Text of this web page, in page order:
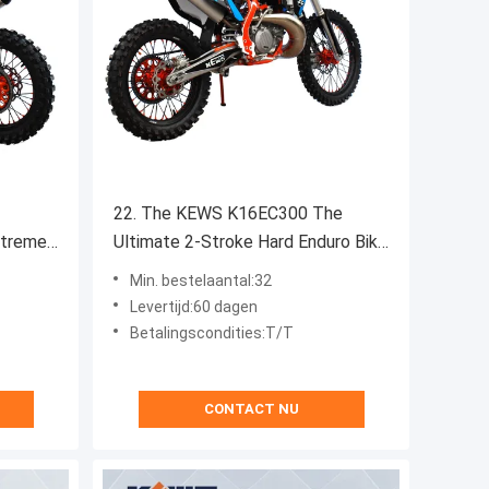
​​22. The KEWS K16EC300 The
Ultimate 2-Stroke Hard Enduro Bike
for Professional Riders and
Hardcore Off-Road Enthusiasts
Min. bestelaantal:32
Levertijd:60 dagen
Betalingscondities:T/T
CONTACT NU